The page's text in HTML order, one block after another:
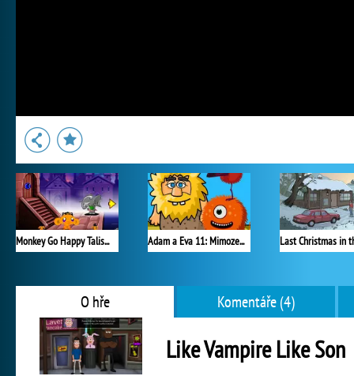
Monkey Go Happy Talisman Adam a Eva 11: Mimozemšťané
O hře Komentáře (4)
Like Vampire Like Son